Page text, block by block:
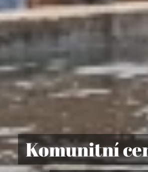
Komunitní